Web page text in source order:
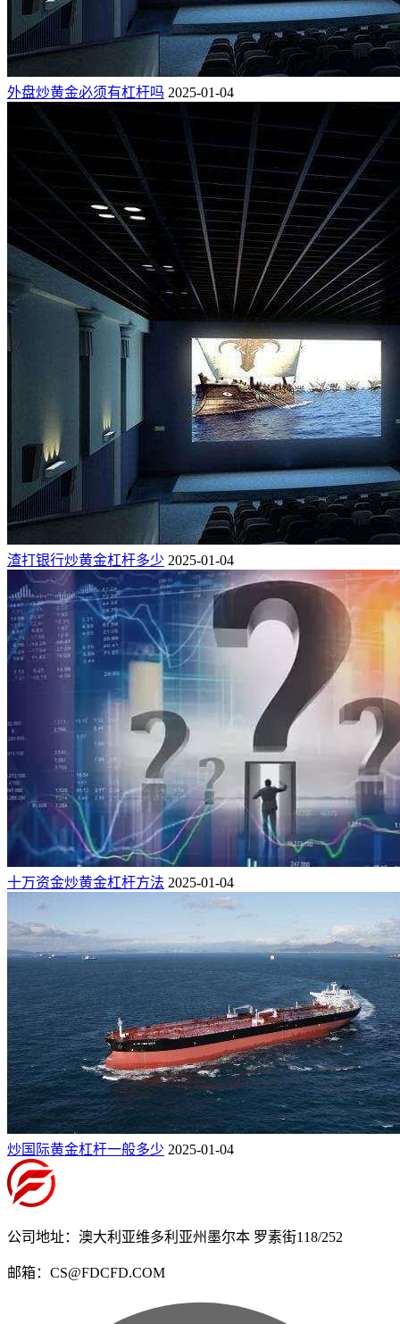
外盘炒黄金必须有杠杆吗 2025-01-04
渣打银行炒黄金杠杆多少 2025-01-04
十万资金炒黄金杠杆方法 2025-01-04
炒国际黄金杠杆一般多少 2025-01-04
公司地址：澳大利亚维多利亚州墨尔本 罗素街118/252
邮箱：CS@FDCFD.COM